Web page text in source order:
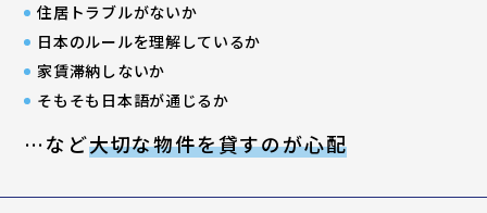
住居トラブルがないか
⽇本のルールを理解しているか
家賃滞納しないか
そもそも⽇本語が通じるか
…など⼤切な物件を貸すのが⼼配